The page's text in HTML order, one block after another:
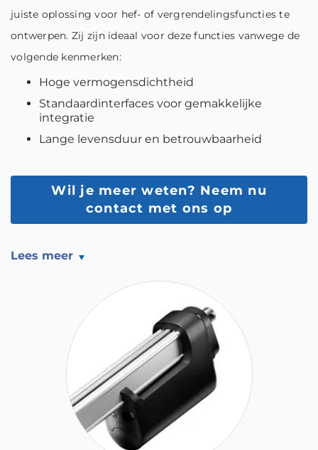
juiste oplossing voor hef- of vergrendelingsfuncties te
ontwerpen. Zij zijn ideaal voor deze functies vanwege de
volgende kenmerken:
Hoge vermogensdichtheid
Standaardinterfaces voor gemakkelijke
integratie
Lange levensduur en betrouwbaarheid
Wil je meer weten? Neem nu
contact met ons op
Lees meer